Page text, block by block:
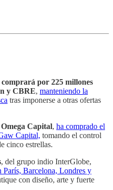
por 225 millones
y CBRE, manteniendo la
tras imponerse a otras ofertas
Capital, ha comprado el
Capital, tomando el control
cinco estrellas.
, del grupo indio InterGlobe,
París, Barcelona, Londres y
con diseño, arte y fuerte